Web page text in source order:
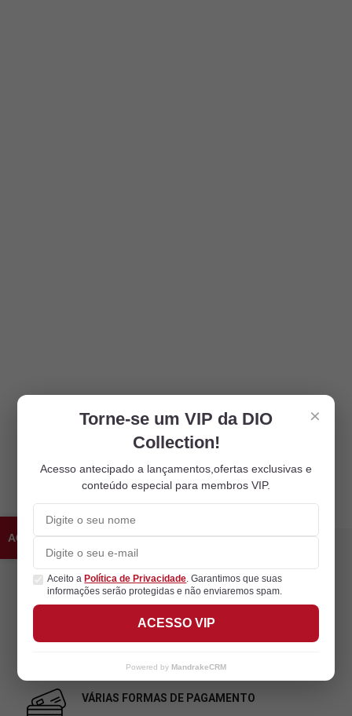
TROCA GRÁTIS
30 dias para devolução e troca grátis.
Embalagem preta. Remetente discreto.
VÁRIAS FORMAS DE PAGAMENTO
×
Torne-se um VIP da DIO
Collection!
Acesso antecipado a lançamentos,ofertas exclusivas e
conteúdo especial para membros VIP.
Aceito a Política de Privacidade. Garantimos que suas
informações serão protegidas e não enviaremos spam.
ACESSO VIP
Powered by MandrakeCRM
ACESSO VIP